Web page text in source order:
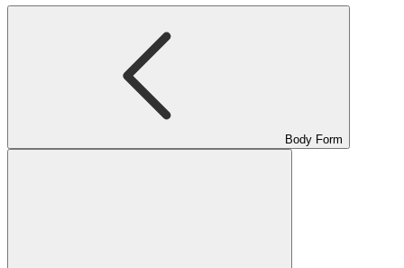
Body Form